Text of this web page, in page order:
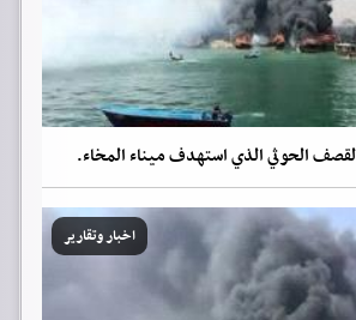
الحوثي الذي استهدف ميناء المخاء.
اخبار وتقارير